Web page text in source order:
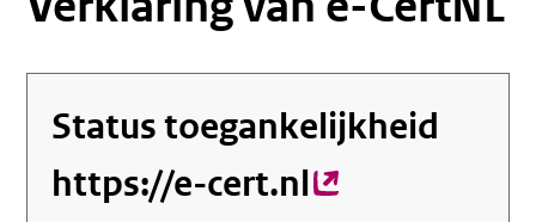
Status toegankelijkheid
https://e-cert.nl(externe